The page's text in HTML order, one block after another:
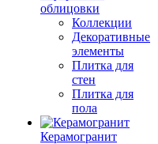
облицовки
Коллекции
Декоративные
элементы
Плитка для
стен
Плитка для
пола
Керамогранит